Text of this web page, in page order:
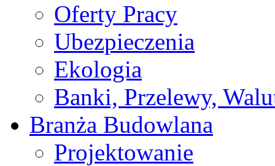
Oferty Pracy
Ubezpieczenia
Ekologia
Banki, Przelewy,
Branża Budowlana
Projektowanie